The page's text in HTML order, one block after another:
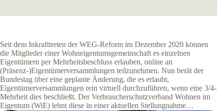
Seit dem Inkrafttreten der WEG-Reform im Dezember 2020 können
die Mitglieder einer Wohneigentumsgemeinschaft es einzelnen
Eigentümern per Mehrheitsbeschluss erlauben, online an
(Präsenz-)Eigentümerversammlungen teilzunehmen. Nun berät der
Bundestag über eine geplante Änderung, die es erlaubt,
Eigentümerversammlungen rein virtuell durchzuführen, wenn eine 3/4-
Mehrheit dies beschließt. Der Verbraucherschutzverband Wohnen im
Eigentum (WiE) lehnt diese in einer aktuellen Stellungnahme…